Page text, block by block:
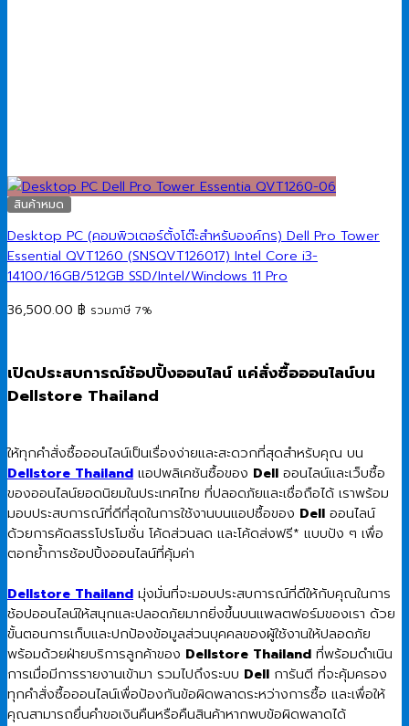
สินค้าหมด
Desktop PC (คอมพิวเตอร์ตั้งโต๊ะสำหรับองค์กร) Dell Pro Tower
Essential QVT1260 (SNSQVT126017) Intel Core i3-
14100/16GB/512GB SSD/Intel/Windows 11 Pro
36,500.00 ฿ รวมภาษี 7%
เปิดประสบการณ์ช้อปปิ้งออนไลน์ แค่สั่งซื้อออนไลน์บน
Dellstore Thailand
ให้ทุกคำสั่งซื้อออนไลน์เป็นเรื่องง่ายและสะดวกที่สุดสำหรับคุณ บน
Dellstore Thailand แอปพลิเคชันซื้อของ Dell ออนไลน์และเว็บซื้อ
ของออนไลน์ยอดนิยมในประเทศไทย ที่ปลอดภัยและเชื่อถือได้ เราพร้อม
มอบประสบการณ์ที่ดีที่สุดในการใช้งานบนแอปซื้อของ Dell ออนไลน์
ด้วยการคัดสรรโปรโมชั่น โค้ดส่วนลด และโค้ดส่งฟรี* แบบปัง ๆ เพื่อ
ตอกย้ำการช้อปปิ้งออนไลน์ที่คุ้มค่า
Dellstore Thailand มุ่งมั่นที่จะมอบประสบการณ์ที่ดีให้กับคุณในการ
ช้อปออนไลน์ให้สนุกและปลอดภัยมากยิ่งขึ้นบนแพลตฟอร์มของเรา ด้วย
ขั้นตอนการเก็บและปกป้องข้อมูลส่วนบุคคลของผู้ใช้งานให้ปลอดภัย
พร้อมด้วยฝ่ายบริการลูกค้าของ Dellstore Thailand ที่พร้อมดำเนิน
การเมื่อมีการรายงานเข้ามา รวมไปถึงระบบ Dell การันตี ที่จะคุ้มครอง
ทุกคำสั่งซื้อออนไลน์เพื่อป้องกันข้อผิดพลาดระหว่างการซื้อ และเพื่อให้
คุณสามารถยื่นคำขอเงินคืนหรือคืนสินค้าหากพบข้อผิดพลาดได้